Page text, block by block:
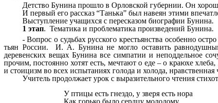
Детство Бунина прошло в Орловской губернии. Он
И первый его рассказ “Танька” был навеян этими
Выступление учащихся с пересказом биографии Бунина.
1 этап. Тематика и проблематика произведений Бунина.
- Вопрос о судьбах русского крестьянства особенно
тьян России. И. А. Бунина не могло оставить
деревенских вещах Бунина все симпатии и неподдельное
прочим, постоянно хотят есть, мечтают о еде – о краюхе
и стоицизм во всех испытаниях голода и холода,
Учитель продолжает урок с выразительного чтения
У птицы есть гнездо, у зверя есть нора
Как горько было сердцу молодому,